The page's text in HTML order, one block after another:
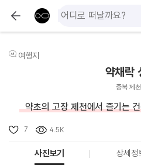
여행지
약채락
충북 제천
약초의 고장 제천에서 즐기는
7 4.5K
사진보기 상세정